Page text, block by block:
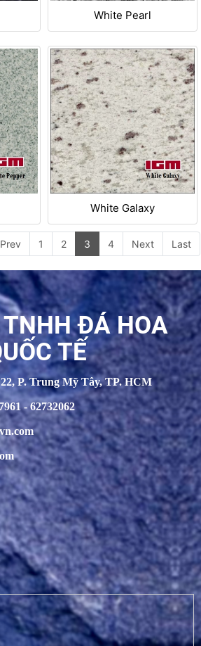
White Pearl
White Galaxy
Prev 1 2 3 4 Next Last
TNHH ĐÁ HOA
TẾ
P. Trung Mỹ Tây, TP. HCM
- 62732062